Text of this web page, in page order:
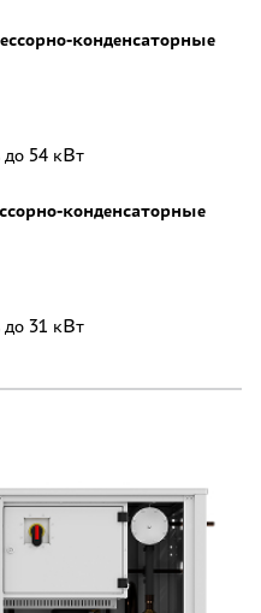
конденсаторные
до 54 кВт
конденсаторные
до 31 кВт